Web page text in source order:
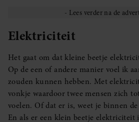
Elektriciteit
Het gaat om dat kleine beetje
Op de een of andere manier voel ik
zouden kunnen hebben. Met
vonkje waardoor twee mensen zich
voelen. Of dat er is, weet je binnen
En als er een klein beetje elektriciteit